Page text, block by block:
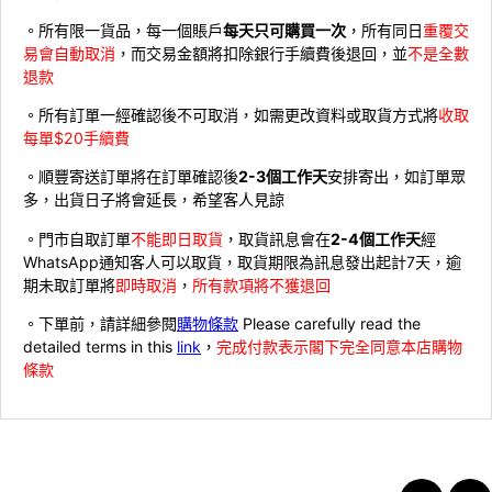
。所有限一貨品，每一個賬戶每天只可購買一次 ，所有同日重覆交
易會自動取消 ，而交易金額將扣除銀行手續費後退回，並不是全數
退款
。所有訂單一經確認後不可取消，如需更改資料或取貨方式將收取
每單$20手續費
。順豐寄送訂單將在訂單確認後2-3個工作天安排寄出，如訂單眾
多，出貨日子將會延長，希望客人見諒
。門市自取訂單不能即日取貨 ，取貨訊息會在2-4個工作天經
WhatsApp通知客人可以取貨，取貨期限為訊息發出起計7天，逾
期未取訂單將即時取消 ， 所有款項將不獲退回
。下單前，請詳細參閱購物條款 Please carefully read the
detailed terms in this link ， 完成付款表示閣下完全同意本店購物
條款